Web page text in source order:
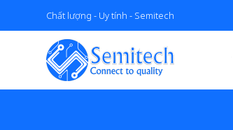
Chất lượng - Uy tính - Semitech